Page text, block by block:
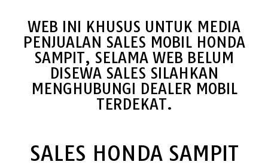
WEB INI KHUSUS UNTUK MEDIA
PENJUALAN SALES MOBIL HONDA
SAMPIT, SELAMA WEB BELUM
DISEWA SALES SILAHKAN
MENGHUBUNGI DEALER MOBIL
TERDEKAT.
SALES HONDA SAMPIT